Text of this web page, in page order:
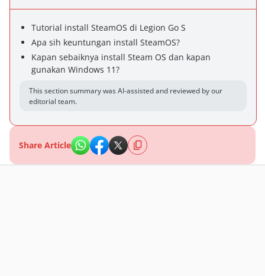
Tutorial install SteamOS di Legion Go S
Apa sih keuntungan install SteamOS?
Kapan sebaiknya install Steam OS dan kapan
gunakan Windows 11?
This section summary was AI-assisted and reviewed by our
editorial team.
Share Article